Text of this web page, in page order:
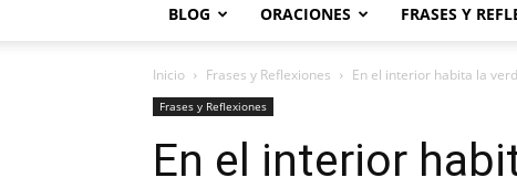
BLOG ORACIONES FRASES Y
Inicio Frases y Reflexiones En el interior habita la
Frases y Reflexiones
En el interior